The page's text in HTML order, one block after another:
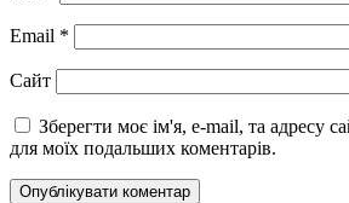
Email *
Сайт
Зберегти моє ім'я, e-mail, та адресу
для моїх подальших коментарів.